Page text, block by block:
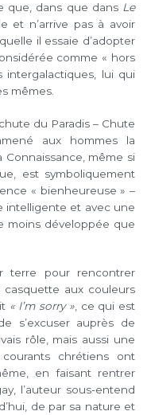
que, dans que dans Le
et n’arrive pas à avoir
il essaie d’adopter
comme « hors
intergalactiques, lui qui
mêmes.
du Paradis – Chute
aux hommes la
Connaissance, même si
est symboliquement
« bienheureuse » –
intelligente et avec une
moins développée que
terre pour rencontrer
aux couleurs
« I’m sorry », ce qui est
s’excuser auprès de
rôle, mais aussi une
chrétiens ont
en faisant rentrer
l’auteur sous-entend
de par sa nature et